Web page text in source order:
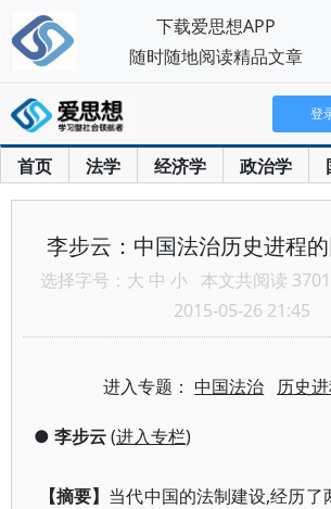
首页 法学 经济学 政治学
登
李步云：中国法治历史进程
选择字号： 大 中 小 本文共阅读
2015-05-26 21:45
进入专题：中国法治 历史
● 李步云(进入专栏)
【摘要】 当代中国的法制建设,经历了
下载爱思想APP
随时随地阅读精品文章